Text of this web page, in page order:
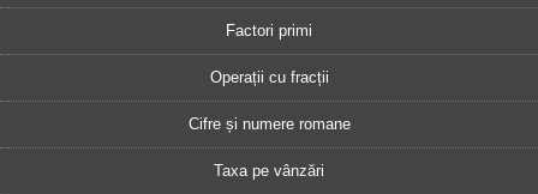
Factori primi
Operații cu fracții
Cifre și numere romane
Taxa pe vânzări